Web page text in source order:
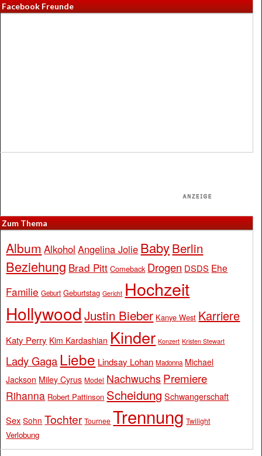
Facebook Freunde
Zum Thema
Album Alkohol Angelina Jolie BabyBerlin
Beziehung Brad Pitt Comeback Drogen DSDS Ehe
Familie Geburt Geburtstag Gericht Hochzeit
Hollywood Justin Bieber Kanye West Karriere
Katy Perry Kim Kardashian Kinder Konzert Kristen Stewart
Lady Gaga Liebe Lindsay Lohan Madonna Michael
Jackson Miley Cyrus Model Nachwuchs Premiere
Rihanna Robert Pattinson Scheidung Schwangerschaft
Sex Sohn Tochter Tournee Trennung Twilight
Verlobung